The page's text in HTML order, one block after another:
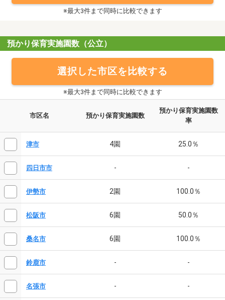
※最大3件まで同時に比較できます
預かり保育実施園数（公立）
選択した市区を比較する
※最大3件まで同時に比較できます
市区名 預かり保育実施園数
預かり保育実施園数
率
津市 4園 25.0％
四日市市 - -
伊勢市 2園 100.0％
松阪市 6園 50.0％
桑名市 6園 100.0％
鈴鹿市 - -
名張市 - -